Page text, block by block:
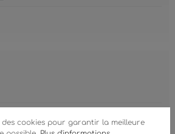
des cookies pour garantir la meilleure